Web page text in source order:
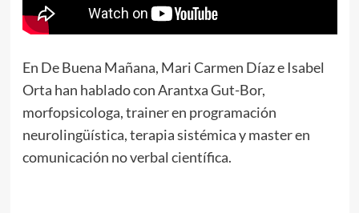
En De Buena Mañana, Mari Carmen Díaz e Isabel
Orta han hablado con Arantxa Gut-Bor,
morfopsicologa, trainer en programación
neurolingüística, terapia sistémica y master en
comunicación no verbal científica.